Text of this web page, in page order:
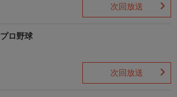
次回放送
プロ野球
次回放送